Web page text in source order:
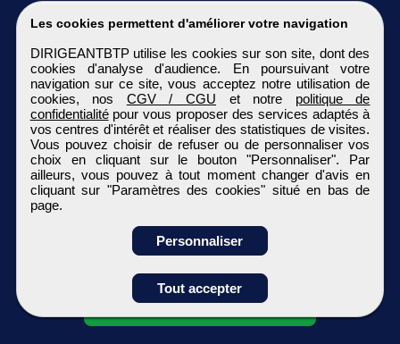
Obtenir ses
coordonnées
Les cookies permettent d'améliorer votre navigation
DIRIGEANTBTP utilise les cookies sur son site, dont des
cookies d'analyse d'audience. En poursuivant votre
navigation sur ce site, vous acceptez notre utilisation de
cookies, nos CGV / CGU et notre politique de
confidentialitépour vous proposer des services adaptés à
vos centres d'intérêt et réaliser des statistiques de visites.
Vous pouvez choisir de refuser ou de personnaliser vos
choix en cliquant sur le bouton "Personnaliser". Par
ailleurs, vous pouvez à tout moment changer d'avis en
cliquant sur "Paramètres des cookies" situé en bas de
page.
Personnaliser
Tout accepter
DIRIGEANTBTP
Tous droits réservés © 1999 - 2026